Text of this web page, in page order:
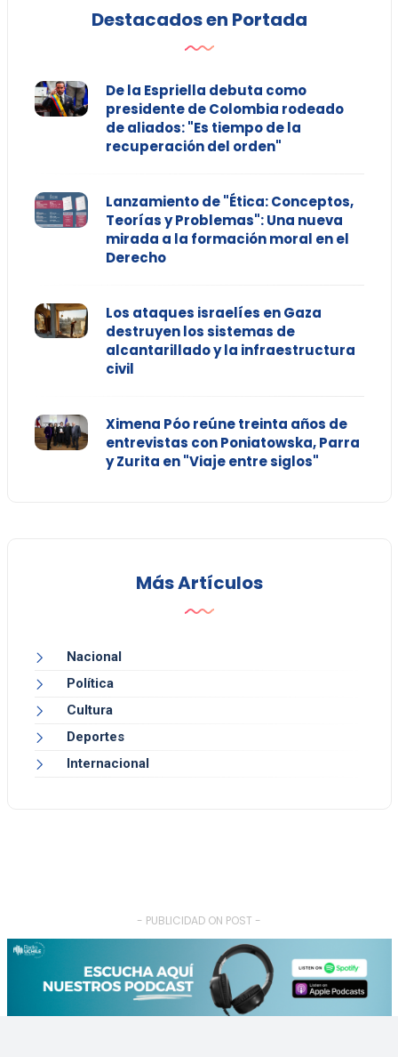
Destacados en Portada
De la Espriella debuta como
presidente de Colombia rodeado
de aliados: "Es tiempo de la
recuperación del orden"
Lanzamiento de "Ética: Conceptos,
Teorías y Problemas": Una nueva
mirada a la formación moral en el
Derecho
Los ataques israelíes en Gaza
destruyen los sistemas de
alcantarillado y la infraestructura
civil
Ximena Póo reúne treinta años de
entrevistas con Poniatowska, Parra
y Zurita en "Viaje entre siglos"
Más Artículos
Nacional
Política
Cultura
Deportes
Internacional
- PUBLICIDAD ON POST -